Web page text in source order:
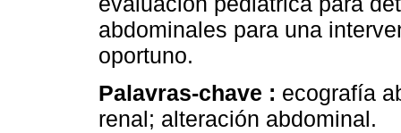
abdominales para una
oportuno.
Palavras-chave : ecografía
renal; alteración abdominal.